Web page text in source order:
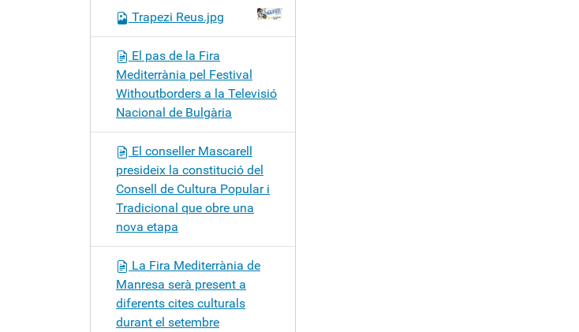
Trapezi Reus.jpg
El pas de la Fira
Mediterrània pel Festival
Withoutborders a la Televisió
Nacional de Bulgària
El conseller Mascarell
presideix la constitució del
Consell de Cultura Popular i
Tradicional que obre una
nova etapa
La Fira Mediterrània de
Manresa serà present a
diferents cites culturals
durant el setembre